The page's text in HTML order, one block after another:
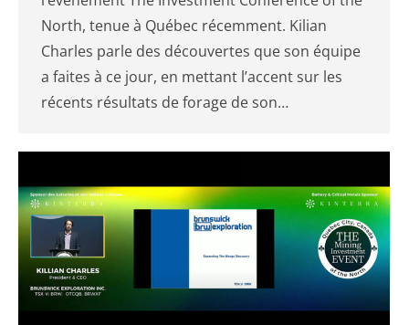
North, tenue à Québec récemment. Kilian
Charles parle des découvertes que son équipe
a faites à ce jour, en mettant l’accent sur les
récents résultats de forage de son…